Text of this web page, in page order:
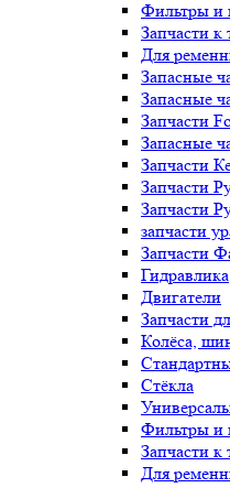
Фильтры и
Запчасти к
Для
Запасные
Запасные
Запчасти
Запасные
Запчасти
Запчасти
Запчасти
запчасти
Запчасти
Гидравлика
Двигатели
Запчасти
Колёса,
Стёкла
Фильтры и
Запчасти к
Для